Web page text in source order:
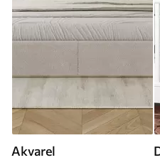
Akvarel